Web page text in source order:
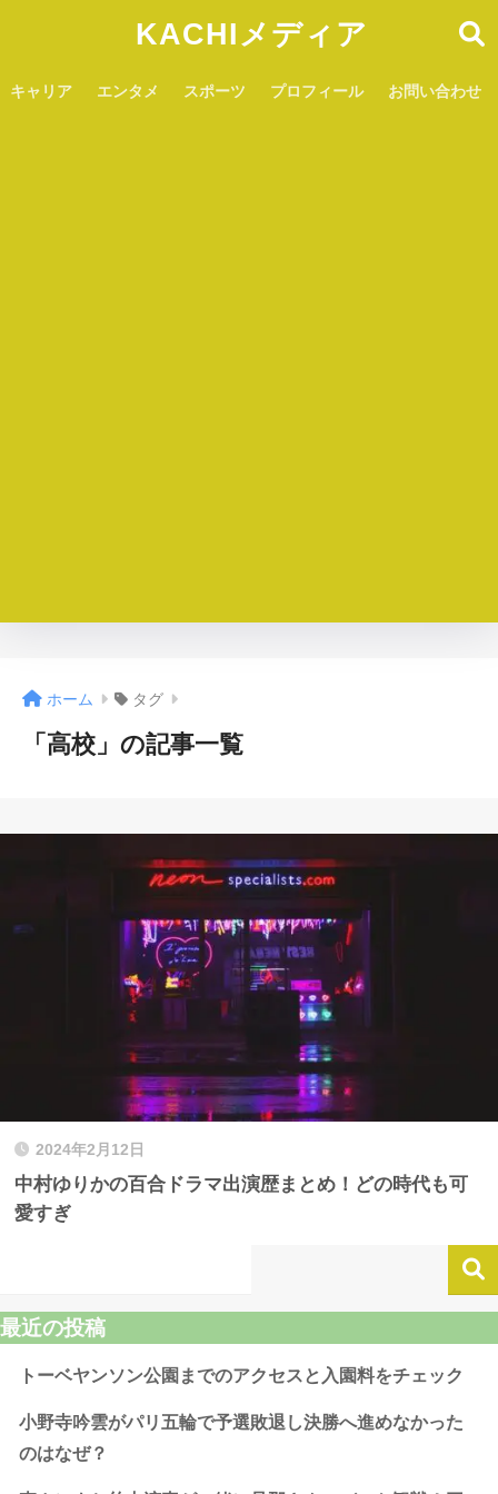
KACHIメディア
キャリア エンタメ スポーツ プロフィール お問い合わせ
ホーム タグ
「高校」の記事一覧
2024年2月12日
中村ゆりかの百合ドラマ出演歴まとめ！どの時代も可
愛すぎ
最近の投稿
トーベヤンソン公園までのアクセスと入園料をチェック
小野寺吟雲がパリ五輪で予選敗退し決勝へ進めなかった
のはなぜ？